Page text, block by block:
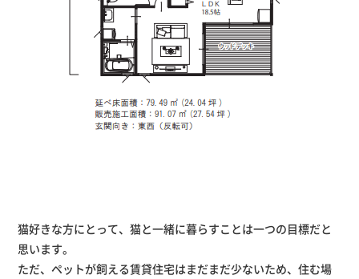
猫好きな方にとって、猫と一緒に暮らすことは一つの目標だと
思います。
ただ、ペットが飼える賃貸住宅はまだまだ少ないため、住む場